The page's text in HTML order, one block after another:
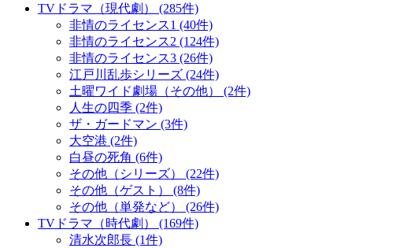
TVドラマ（現代劇） (285件)
非情のライセンス1 (40件)
非情のライセンス2 (124件)
非情のライセンス3 (26件)
江戸川乱歩シリーズ (24件)
土曜ワイド劇場（その他） (2件)
人生の四季 (2件)
ザ・ガードマン (3件)
大空港 (2件)
白昼の死角 (6件)
その他（シリーズ） (22件)
その他（ゲスト） (8件)
その他（単発など） (26件)
TVドラマ（時代劇） (169件)
清水次郎長 (1件)